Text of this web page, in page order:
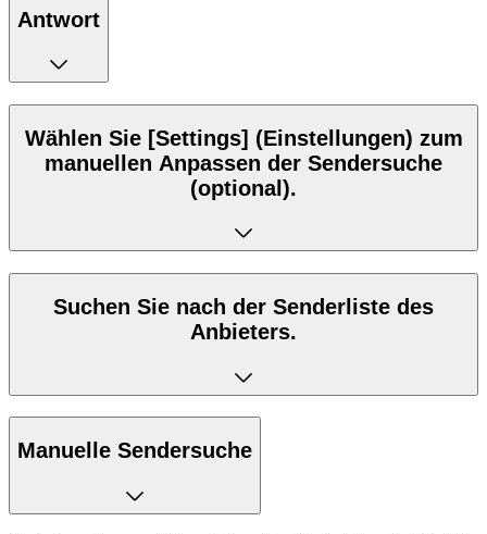
Antwort
Wählen Sie [Settings] (Einstellungen) zum
manuellen Anpassen der Sendersuche
(optional).
Suchen Sie nach der Senderliste des
Anbieters.
Manuelle Sendersuche